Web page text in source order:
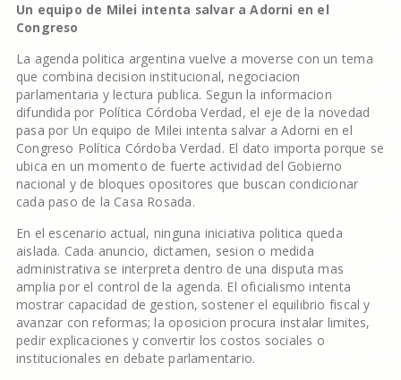
Un equipo de Milei intenta salvar a Adorni en el
Congreso
La agenda politica argentina vuelve a moverse con un tema
que combina decision institucional, negociacion
parlamentaria y lectura publica. Segun la informacion
difundida por Política Córdoba Verdad, el eje de la novedad
pasa por Un equipo de Milei intenta salvar a Adorni en el
Congreso Política Córdoba Verdad. El dato importa porque se
ubica en un momento de fuerte actividad del Gobierno
nacional y de bloques opositores que buscan condicionar
cada paso de la Casa Rosada.
En el escenario actual, ninguna iniciativa politica queda
aislada. Cada anuncio, dictamen, sesion o medida
administrativa se interpreta dentro de una disputa mas
amplia por el control de la agenda. El oficialismo intenta
mostrar capacidad de gestion, sostener el equilibrio fiscal y
avanzar con reformas; la oposicion procura instalar limites,
pedir explicaciones y convertir los costos sociales o
institucionales en debate parlamentario.